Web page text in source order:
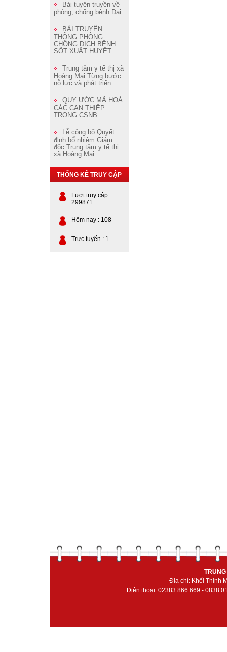
Bài tuyên truyền về
phòng, chống bệnh Dại
BÀI TRUYỀN
THÔNG PHÒNG
CHỐNG DỊCH BỆNH
SỐT XUẤT HUYẾT
Trung tâm y tế thị xã
Hoàng Mai Từng bước
nỗ lực và phát triển
QUY ƯỚC MÃ HOÁ
CÁC CAN THIỆP
TRONG CSNB
Lễ công bố Quyết
định bổ nhiệm Giám
đốc Trung tâm y tế thị
xã Hoàng Mai
THỐNG KÊ TRUY CẬP
Lượt truy cập :
299871
Hôm nay : 108
Trực tuyến : 1
Địa chỉ: Khối Thịnh
Điện thoại: 02383 866.669 -